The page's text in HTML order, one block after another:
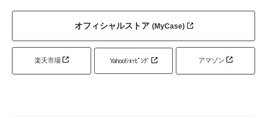
オフィシャルストア (MyCase)
楽天市場 Yahoo!ｼｮｯﾋﾟﾝｸﾞ アマゾン